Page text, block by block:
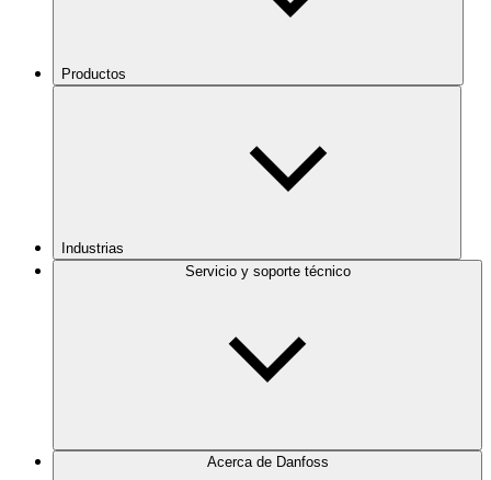
Productos
Industrias
Servicio y soporte técnico
Acerca de Danfoss